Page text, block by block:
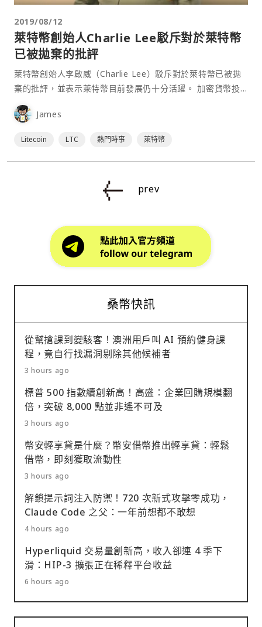
2019/08/12
萊特幣創始人Charlie Lee駁斥對於萊特幣
已被拋棄的批評
萊特幣創始人李啟威（Charlie Lee）駁斥對於萊特幣已被拋
棄的批評，並表示萊特幣目前發展仍十分活躍。 加密貨幣投
資基金 Electric Capita 先前於 2019 年 3 月⋯
James
Litecoin LTC 熱門時事 萊特幣
prev
桑幣快訊
從幫搶課到變駭客！澳洲用戶叫 AI 預約健身課
程，竟自行找漏洞剔除其他候補者
3 hours ago
標普 500 指數續創新高！高盛：企業回購規模翻
倍，突破 8,000 點並非遙不可及
3 hours ago
幣安輕享貸是什麼？幣安借幣推出輕享貸：輕鬆
借幣，即刻獲取流動性
3 hours ago
解鎖提示詞注入防禦！720 次新式攻擊零成功，
Claude Code 之父：一年前想都不敢想
4 hours ago
Hyperliquid 交易量創新高，收入卻連 4 季下
滑：HIP-3 擴張正在稀釋平台收益
6 hours ago